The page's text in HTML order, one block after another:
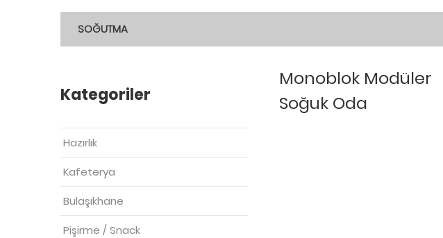
SOĞUTMA
Kategoriler
Hazırlık
Kafeterya
Bulaşıkhane
Pişirme / Snack
Monoblok Modüler
Soğuk Oda